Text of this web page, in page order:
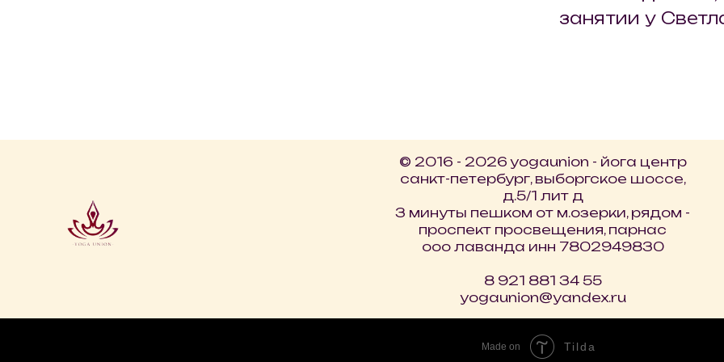
занятии у
© ​​2016 - 2026 yogaunion - йога центр
санкт-петербург, выборгское шоссе,
д.5/1 лит д
3 минуты пешком от м.озерки, рядом -
проспект просвещения, парнас
ооо лаванда инн 7802949830
8 921 881 34 55
yogaunion@yandex.ru
Made on Tilda